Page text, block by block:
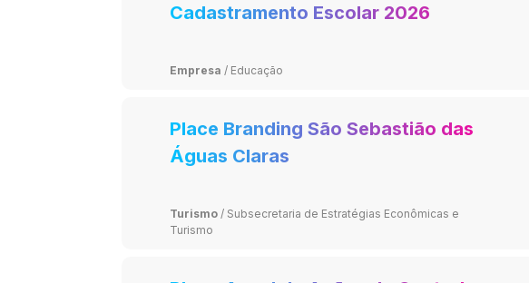
Cadastramento Escolar 2026
Empresa / Educação
Place Branding São Sebastião das
Águas Claras
Turismo / Subsecretaria de Estratégias Econômicas e
Turismo